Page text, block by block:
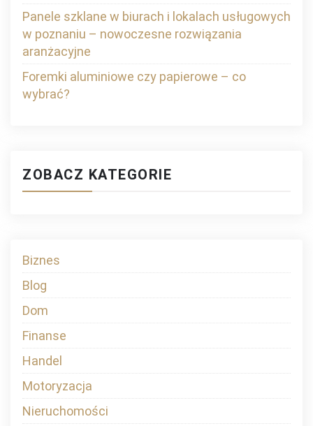
Panele szklane w biurach i lokalach usługowych
w poznaniu – nowoczesne rozwiązania
aranżacyjne
Foremki aluminiowe czy papierowe – co
wybrać?
ZOBACZ KATEGORIE
Biznes
Blog
Dom
Finanse
Handel
Motoryzacja
Nieruchomości